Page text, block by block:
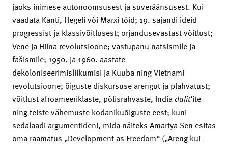
jaoks inimese autonoomsusest ja suveräänsusest. Kui
vaadata Kanti, Hegeli või Marxi töid; 19. sajandi ideid
progressist ja klassivõitlusest; orjandusevastast võitlust;
Vene ja Hiina revolutsioone; vastupanu natsismile ja
fašismile; 1950. ja 1960. aastate
dekoloniseerimisliikumisi ja Kuuba ning Vietnami
revolutsioone; õiguste diskursuse arengut ja plahvatust;
võitlust afroameeriklaste, põlisrahvaste, India dalit’ite
ning teiste vähemuste kodanikuõiguste eest; kuni
sedalaadi argumentideni, mida näiteks Amartya Sen esitas
oma raamatus „Development as Freedom“ („Areng kui